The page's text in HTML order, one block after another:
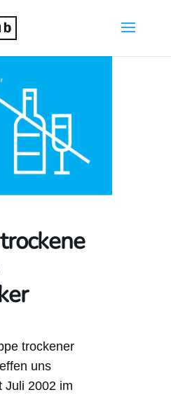
trockener
uns
Juli 2002 im